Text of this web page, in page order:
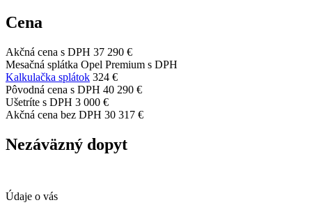
Cena
Akčná cena s DPH 37 290 €
Mesačná splátka Opel Premium s DPH
Kalkulačka splátok 324 €
Pôvodná cena s DPH 40 290 €
Ušetríte s DPH 3 000 €
Akčná cena bez DPH 30 317 €
Nezáväzný dopyt
Údaje o vás